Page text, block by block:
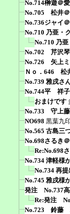
No.714榊遊＠
No.705 松井＠
No.736ジャイ
No.710 乃亜・
No.710 乃
No.702 芹沢琴
No.726 矢上ミ
Ｎｏ．646 松
No.739 雅戌さ
No.744平 祥子
おまけです
No.733 守上藤
NO698 黒葉九
No.565 古島三
No.698さるき
Re:No.698
No.734 津軽様
No.734 再
No.745 雅戌様
発注 No.737高
Re:発注
No.723 鈴藤